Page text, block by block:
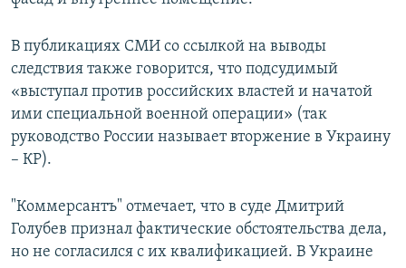
В публикациях СМИ со ссылкой на выводы
следствия также говорится, что подсудимый
«выступал против российских властей и начатой
ими специальной военной операции» (так
руководство России называет вторжение в Украину
– КР).
"Коммерсантъ" отмечает, что в суде Дмитрий
Голубев признал фактические обстоятельства дела,
но не согласился с их квалификацией. В Украине